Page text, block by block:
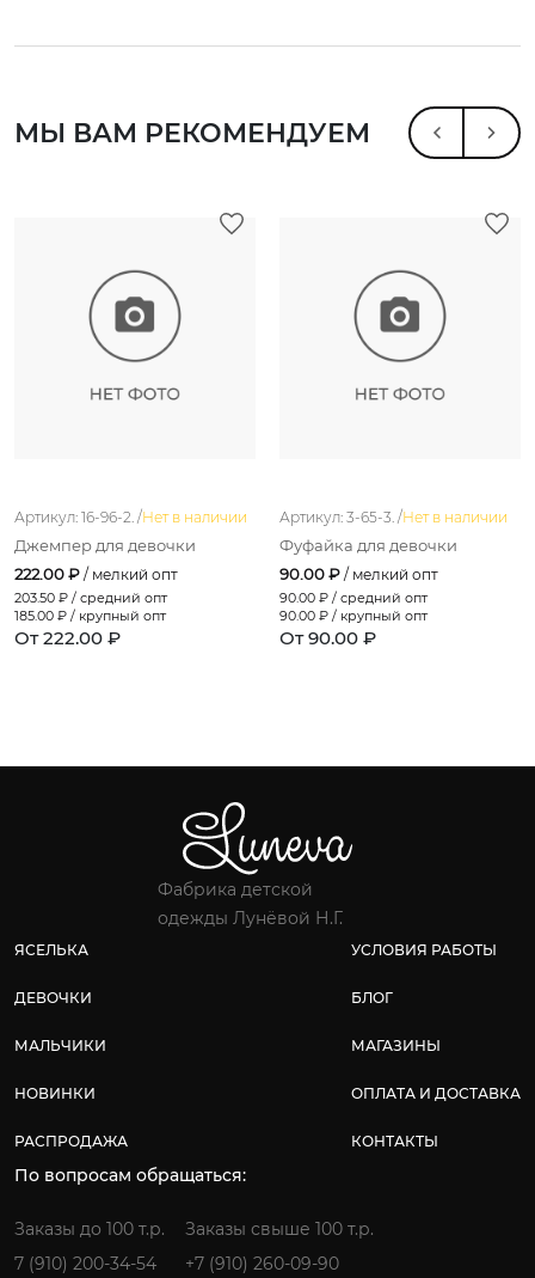
МЫ ВАМ РЕКОМЕНДУЕМ
Артикул: 16-96-2. /Нет в наличии
Джемпер для девочки
222.00 ₽ / мелкий опт
203.50 ₽ / средний опт
185.00 ₽ / крупный опт
От 222.00 ₽
Артикул: 3-65-3. /Нет в наличии
Фуфайка для девочки
90.00 ₽ / мелкий опт
90.00 ₽ / средний опт
90.00 ₽ / крупный опт
От 90.00 ₽
Фабрика детской
одежды Лунёвой Н.Г.
ЯСЕЛЬКА
ДЕВОЧКИ
МАЛЬЧИКИ
НОВИНКИ
РАСПРОДАЖА
УСЛОВИЯ РАБОТЫ
БЛОГ
МАГАЗИНЫ
ОПЛАТА И ДОСТАВКА
КОНТАКТЫ
По вопросам обращаться:
Заказы до 100 т.р.
7 (910) 200-34-54
Заказы свыше 100 т.р.
+7 (910) 260-09-90